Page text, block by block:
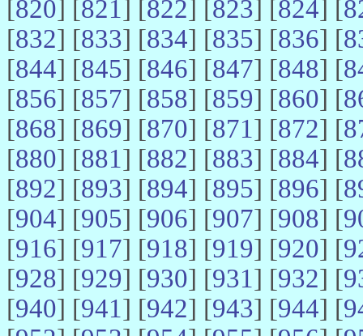
[820] [821] [822] [823] [824] [
[832] [833] [834] [835] [836] [
[844] [845] [846] [847] [848] [
[856] [857] [858] [859] [860] [
[868] [869] [870] [871] [872] [
[880] [881] [882] [883] [884] [
[892] [893] [894] [895] [896] [
[904] [905] [906] [907] [908] [
[916] [917] [918] [919] [920] [
[928] [929] [930] [931] [932] [
[940] [941] [942] [943] [944] [